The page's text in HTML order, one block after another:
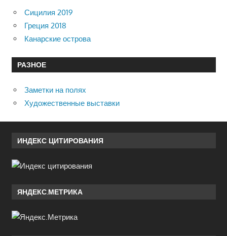
Сицилия 2019
Греция 2018
Канарские острова
РАЗНОЕ
Заметки на полях
Художественные выставки
ИНДЕКС ЦИТИРОВАНИЯ
ЯНДЕКС.МЕТРИКА